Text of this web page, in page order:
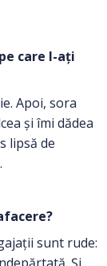
care l-ați
Apoi, sora
și îmi dădea
lipsă de
sunt rude: